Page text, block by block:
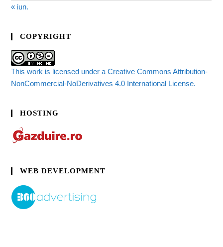
« iun.
COPYRIGHT
This work is licensed under a Creative Commons Attribution-
NonCommercial-NoDerivatives 4.0 International License.
HOSTING
WEB DEVELOPMENT